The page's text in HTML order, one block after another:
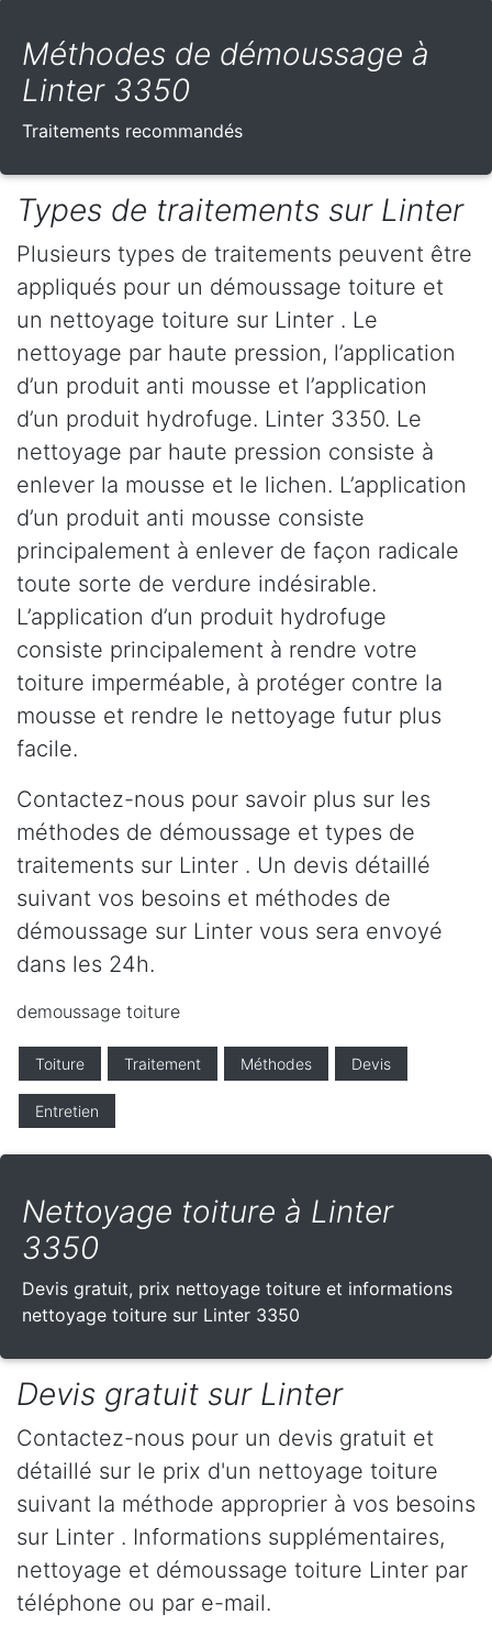
Méthodes de démoussage à
Linter 3350
Traitements recommandés
Types de traitements sur Linter
Plusieurs types de traitements peuvent être
appliqués pour un démoussage toiture et
un nettoyage toiture sur Linter . Le
nettoyage par haute pression, l’application
d’un produit anti mousse et l’application
d’un produit hydrofuge. Linter 3350. Le
nettoyage par haute pression consiste à
enlever la mousse et le lichen. L’application
d’un produit anti mousse consiste
principalement à enlever de façon radicale
toute sorte de verdure indésirable.
L’application d’un produit hydrofuge
consiste principalement à rendre votre
toiture imperméable, à protéger contre la
mousse et rendre le nettoyage futur plus
facile.
Contactez-nous pour savoir plus sur les
méthodes de démoussage et types de
traitements sur Linter . Un devis détaillé
suivant vos besoins et méthodes de
démoussage sur Linter vous sera envoyé
dans les 24h.
demoussage toiture
Toiture Traitement Méthodes Devis
Entretien
Nettoyage toiture à Linter
3350
Devis gratuit, prix nettoyage toiture et informations
nettoyage toiture sur Linter 3350
Devis gratuit sur Linter
Contactez-nous pour un devis gratuit et
détaillé sur le prix d'un nettoyage toiture
suivant la méthode approprier à vos besoins
sur Linter . Informations supplémentaires,
nettoyage et démoussage toiture Linter par
téléphone ou par e-mail.